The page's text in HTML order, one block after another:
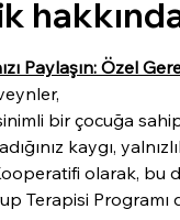
Paylaşın: Özel
bir çocuğa
kaygı,
olarak, bu
Terapisi Programı